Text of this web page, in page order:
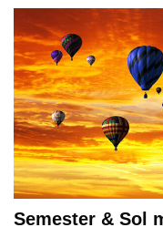
Semester & Sol